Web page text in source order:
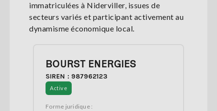
immatriculées à Niderviller, issues de
secteurs variés et participant activement au
dynamisme économique local.
BOURST ENERGIES
SIREN : 987962123
Active
Forme juridique :